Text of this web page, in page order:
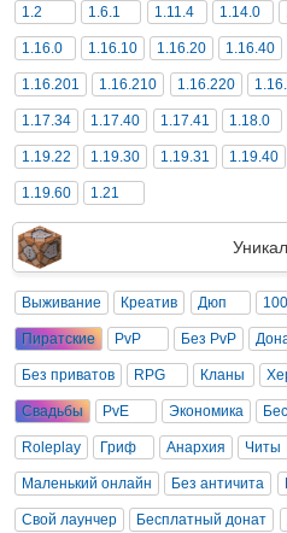
1.2 1.6.1 1.11.4 1.14.0
1.16.0 1.16.10 1.16.20 1.16.40
1.16.201 1.16.210 1.16.220
1.17.34 1.17.40 1.17.41 1.18.0
1.19.22 1.19.30 1.19.31 1.19.40
1.19.60 1.21
Выживание Креатив Дюп
Пиратские PvP Без PvP
Без приватов RPG Кланы
Свадьбы PvE Экономика
Roleplay Гриф Анархия Читы
Маленький онлайн Без античита
Свой лаунчер Бесплатный донат